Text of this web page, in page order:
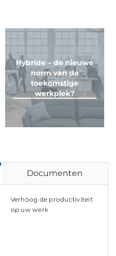
Hybride – de nieuwe
norm van de
toekomstige
werkplek?
Documenten
Verhoog de productiviteit
op uw werk